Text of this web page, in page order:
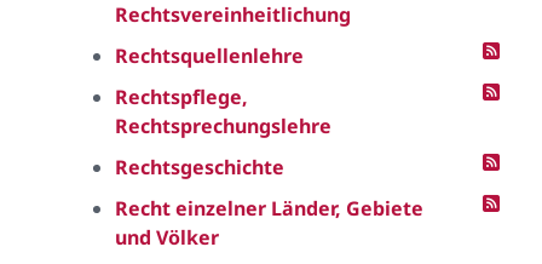
Rechtsvereinheitlichung
Rechtsquellenlehre
Rechtspflege,
Rechtsprechungslehre
Rechtsgeschichte
Recht einzelner Länder, Gebiete
und Völker